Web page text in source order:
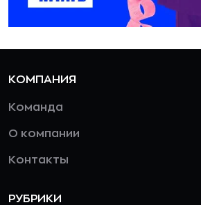
КОМПАНИЯ
Команда
О компании
Контакты
РУБРИКИ